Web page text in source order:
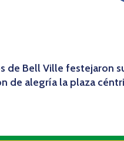
de Bell Ville festejaron
de alegría la plaza